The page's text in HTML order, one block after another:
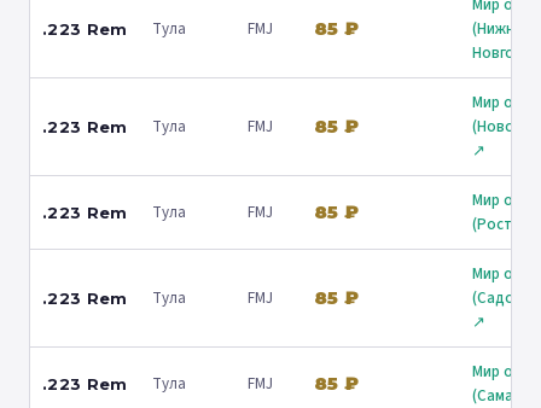
.223 Rem Тула FMJ 85 ₽
Мир
(Нижний
.223 Rem Тула FMJ 85 ₽
Мир
↗
.223 Rem Тула FMJ 85 ₽
Мир
.223 Rem Тула FMJ 85 ₽
Мир
↗
.223 Rem Тула FMJ 85 ₽
Мир